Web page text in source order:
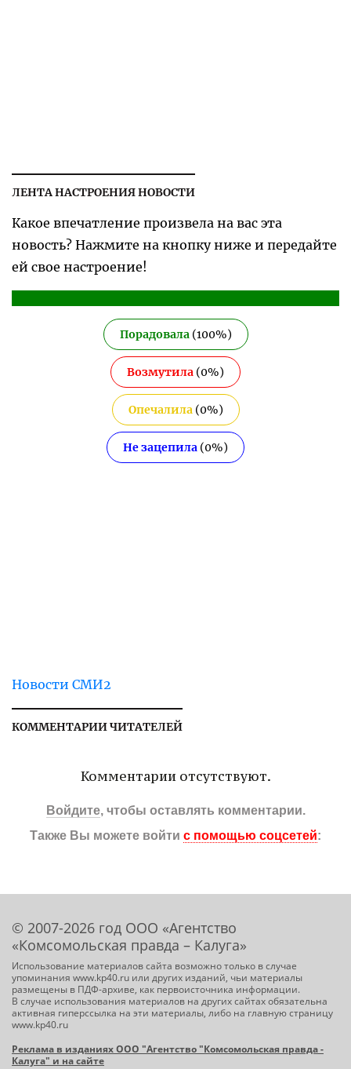
ЛЕНТА НАСТРОЕНИЯ НОВОСТИ
Какое впечатление произвела на вас эта
новость? Нажмите на кнопку ниже и передайте
ей свое настроение!
Порадовала(100%)
Возмутила (0%)
Опечалила(0%)
Не зацепила (0%)
Новости СМИ2
КОММЕНТАРИИ ЧИТАТЕЛЕЙ
Комментарии отсутствуют.
Войдите, чтобы оставлять комментарии.
Также Вы можете войти с помощью соцсетей:
© 2007-2026 год ООО «Агентство
«Комсомольская правда – Калуга»
Использование материалов сайта возможно только в случае
упоминания www.kp40.ru или других изданий, чьи материалы
размещены в ПДФ-архиве, как первоисточника информации.
В случае использования материалов на других сайтах обязательна
активная гиперссылка на эти материалы, либо на главную страницу
www.kp40.ru
Реклама в изданиях ООО "Агентство "Комсомольская правда -
Калуга" и на сайте